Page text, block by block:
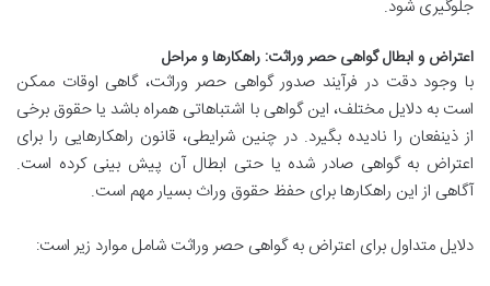
جلوگیری شود.
اعتراض و ابطال گواهی حصر وراثت: راهکارها و مراحل
با وجود دقت در فرآیند صدور گواهی حصر وراثت، گاهی اوقات ممکن
است به دلایل مختلف، این گواهی با اشتباهاتی همراه باشد یا حقوق برخی
از ذینفعان را نادیده بگیرد. در چنین شرایطی، قانون راهکارهایی را برای
اعتراض به گواهی صادر شده یا حتی ابطال آن پیش بینی کرده است.
آگاهی از این راهکارها برای حفظ حقوق وراث بسیار مهم است.
دلایل متداول برای اعتراض به گواهی حصر وراثت شامل موارد زیر است: